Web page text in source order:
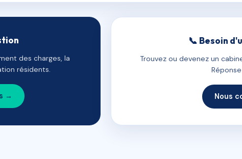
des charges, la
résidents.
→
📞 Besoin
Trouvez ou devenez un
Nous